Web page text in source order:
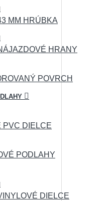
MM HRÚBKA
HRANY
POVRCH
PVC DIELCE
PODLAHY
DIELCE